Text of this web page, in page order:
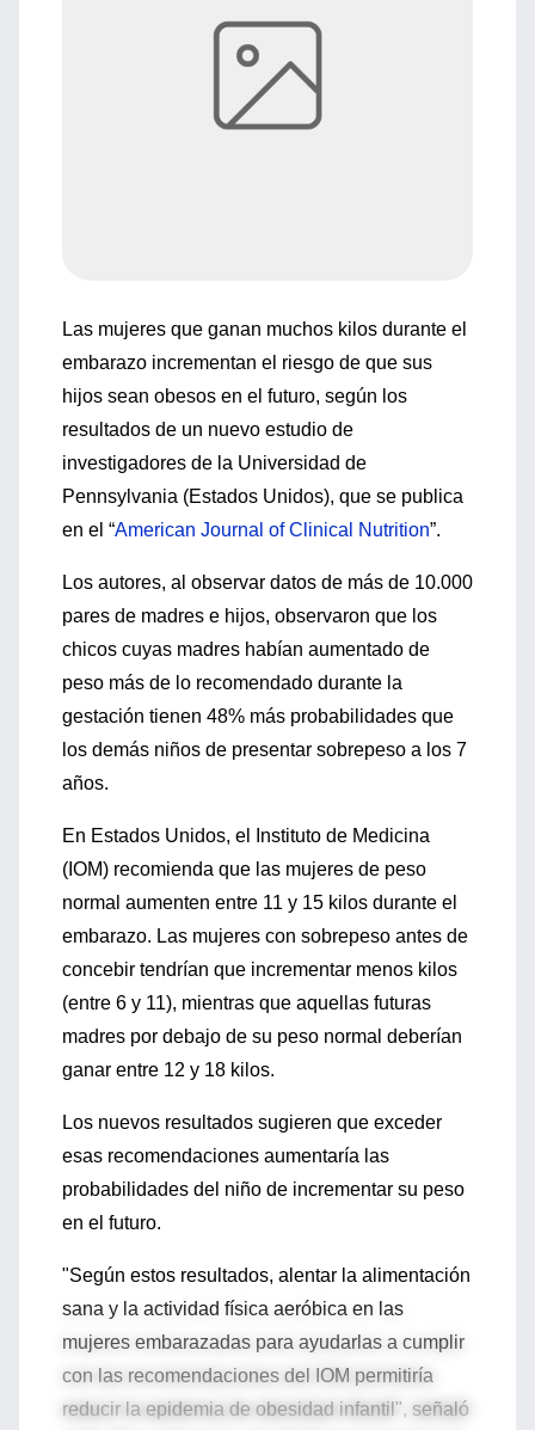
Las mujeres que ganan muchos kilos durante el
embarazo incrementan el riesgo de que sus
hijos sean obesos en el futuro, según los
resultados de un nuevo estudio de
investigadores de la Universidad de
Pennsylvania (Estados Unidos), que se publica
en el “American Journal of Clinical Nutrition”.
Los autores, al observar datos de más de 10.000
pares de madres e hijos, observaron que los
chicos cuyas madres habían aumentado de
peso más de lo recomendado durante la
gestación tienen 48% más probabilidades que
los demás niños de presentar sobrepeso a los 7
años.
En Estados Unidos, el Instituto de Medicina
(IOM) recomienda que las mujeres de peso
normal aumenten entre 11 y 15 kilos durante el
embarazo. Las mujeres con sobrepeso antes de
concebir tendrían que incrementar menos kilos
(entre 6 y 11), mientras que aquellas futuras
madres por debajo de su peso normal deberían
ganar entre 12 y 18 kilos.
Los nuevos resultados sugieren que exceder
esas recomendaciones aumentaría las
probabilidades del niño de incrementar su peso
en el futuro.
"Según estos resultados, alentar la alimentación
sana y la actividad física aeróbica en las
mujeres embarazadas para ayudarlas a cumplir
con las recomendaciones del IOM permitiría
reducir la epidemia de obesidad infantil", señaló